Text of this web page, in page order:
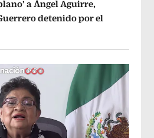
a Ángel Aguirre,
detenido por el